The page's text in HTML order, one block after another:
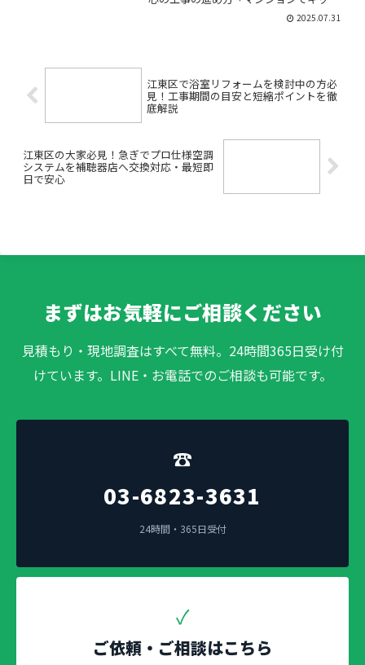
ン工事をしたいけれど、工事中のトラブ
ルやご近所へのクレームが心配…」「業
2025.07.31
江東区で浴室リフォームを検討中の方必
見！工事期間の目安と短縮ポイントを徹
底解説
江東区の大家必見！急ぎでプロ仕様空調
システムを補聴器店へ交換対応・最短即
日で安心
まずはお気軽にご相談ください
見積もり・現地調査はすべて無料。24時間365日受け付
けています。LINE・お電話でのご相談も可能です。
☎
03-6823-3631
24時間・365日受付
✓
ご依頼・ご相談はこちら